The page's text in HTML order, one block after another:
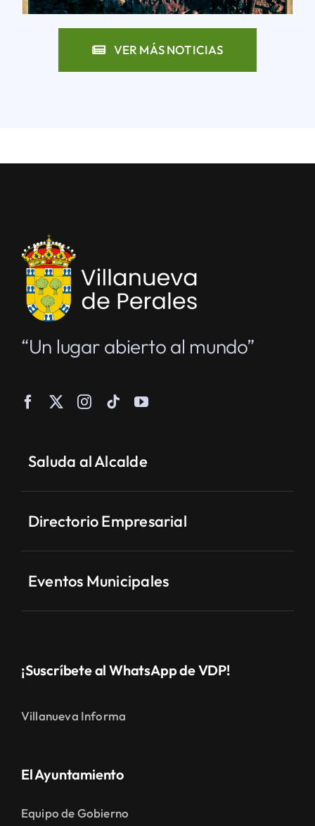
VER MÁS NOTICIAS
“Un lugar abierto al mundo”
Saluda al Alcalde
Directorio Empresarial
Eventos Municipales
¡Suscríbete al WhatsApp de VDP!
Villanueva Informa
El Ayuntamiento
Equipo de Gobierno